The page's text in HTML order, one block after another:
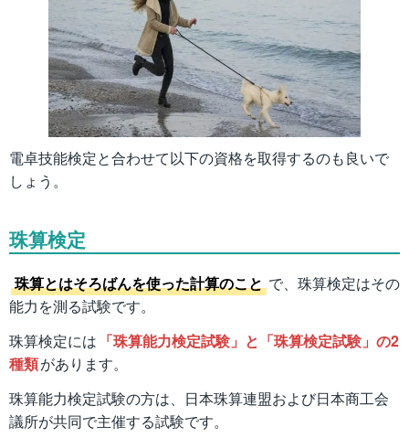
電卓技能検定と合わせて以下の資格を取得するのも良いで
しょう。
珠算検定
珠算とはそろばんを使った計算のこと で、珠算検定はその
能力を測る試験です。
珠算検定には 「珠算能力検定試験」と「珠算検定試験」の2
種類があります。
珠算能力検定試験の方は、日本珠算連盟および日本商工会
議所が共同で主催する試験です。